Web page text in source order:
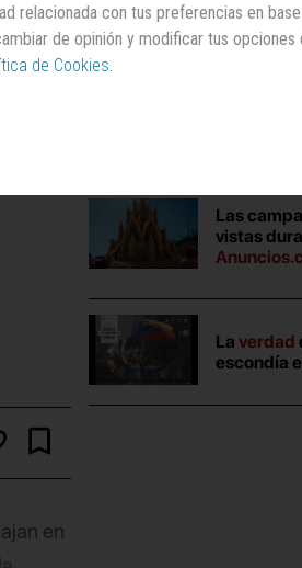
en
Posts
Las
vistas
La verdad
escondía
relacionada con tus preferencias en
de opinión y modificar tus opciones
de Cookies.